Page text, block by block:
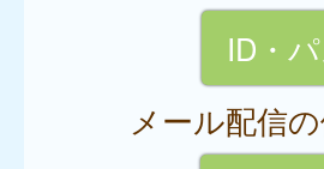
ID・
メール配信